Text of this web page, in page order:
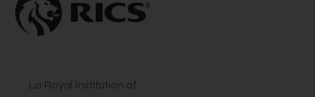
La Royal Institution of